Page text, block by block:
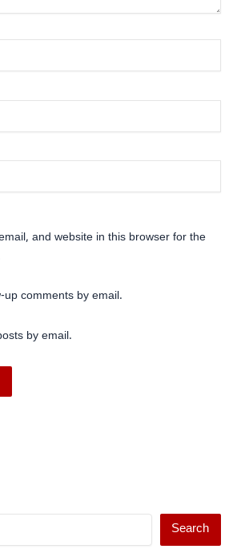
and website in this browser for the
up comments by email.
by email.
Search